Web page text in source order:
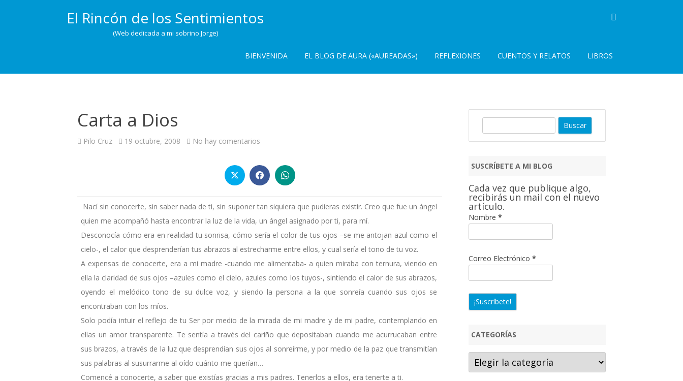
El Rincón de los Sentimientos
(Web dedicada a mi sobrino Jorge)
BIENVENIDA EL BLOG DE AURA («AUREADAS») REFLEXIONES CUENTOS Y RELATOS LIBROS
Carta a Dios
Pilo Cruz 19 octubre, 2008 No hay comentarios
Nací sin conocerte, sin saber nada de ti, sin suponer tan siquiera que pudieras existir. Creo que fue un ángel
quien me acompañó hasta encontrar la luz de la vida, un ángel asignado por ti, para mí.
Desconocía cómo era en realidad tu sonrisa, cómo sería el color de tus ojos –se me antojan azul como el
cielo-, el calor que desprenderían tus abrazos al estrecharme entre ellos, y cual sería el tono de tu voz.
A expensas de conocerte, era a mi madre -cuando me alimentaba- a quien miraba con ternura, viendo en
ella la claridad de sus ojos –azules como el cielo, azules como los tuyos-, sintiendo el calor de sus abrazos,
oyendo el melódico tono de su dulce voz, y siendo la persona a la que sonreía cuando sus ojos se
encontraban con los míos.
Solo podía intuir el reflejo de tu Ser por medio de la mirada de mi madre y de mi padre, contemplando en
ellas un amor transparente. Te sentía a través del cariño que depositaban cuando me acurrucaban entre
sus brazos, a través de la luz que desprendían sus ojos al sonreírme, y por medio de la paz que transmitían
sus palabras al susurrarme al oído cuánto me querían…
Comencé a conocerte, a saber que existías gracias a mis padres. Tenerlos a ellos, era tenerte a ti.
a
r
SUSCRÍBETE A MI BLOG
Cada vez que publique algo,
recibirás un mail con el nuevo
artículo.
Nombre *
Correo Electrónico *
CATEGORÍAS
Categorías